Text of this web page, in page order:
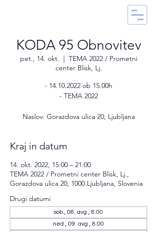
KODA 95 Obnovitev
pet., 14. okt.
  |
TEMA 2022 / Prometni
center Blisk, Lj.
- 14.10.2022 ob 15.00h
- TEMA 2022
Naslov: Gorazdova ulica 20, Ljubljana
Kraj in datum
14. okt. 2022, 15:00 – 21:00
TEMA 2022 / Prometni center Blisk, Lj.,
Gorazdova ulica 20, 1000 Ljubljana, Slovenia
Drugi datumi
sob., 08. avg., 8:00
ned., 09. avg., 8:00